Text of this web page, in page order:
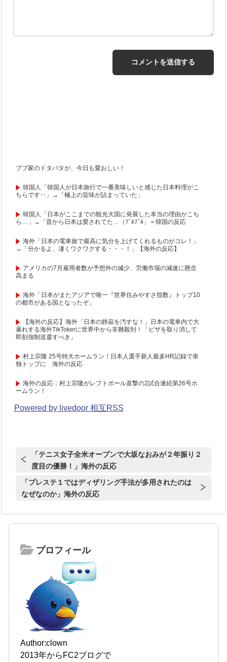
ブブ家のドタバタが、今日も愛おしい！
韓国人「韓国人が日本旅行で一番美味しいと感じた日本料理がこ
ちらです‥」→「極上の旨味が詰まっていた」
韓国人「日本がここまでの観光大国に発展した本当の理由がこち
ら…」→「昔から日本は愛されてた…（ﾌﾞﾙﾌﾞﾙ」＝韓国の反応
海外「日本の電車旅で最高に気分を上げてくれるものがコレ！」
→「分かるよ、凄くワクワクする・・・！」【海外の反応】
アメリカの7月雇用者数が予想外の減少、労働市場の減速に懸念
高まる
海外「日本がまたアジアで唯一『世界住みやすさ指数』トップ10
の都市がある国となったぞ」
【海外の反応】海外「日本の静寂を汚すな！」日本の電車内で大
暴れする海外TikTokerに世界中から非難殺到！「ビザを取り消して
即刻強制送還すべき」
村上宗隆 25号特大ホームラン！日本人選手新人最多HR記録で単
独トップに 海外の反応
海外の反応：村上宗隆がレフトポール直撃の2試合連続第26号ホ
ームラン！
Powered by livedoor 相互RSS
「テニス女子全米オープンで大坂なおみが２年振り２
度目の優勝！」海外の反応
「プレステ１ではディザリング手法が多用されたのは
なぜなのか」海外の反応
プロフィール
Author:clown
2013年からFC2ブログで